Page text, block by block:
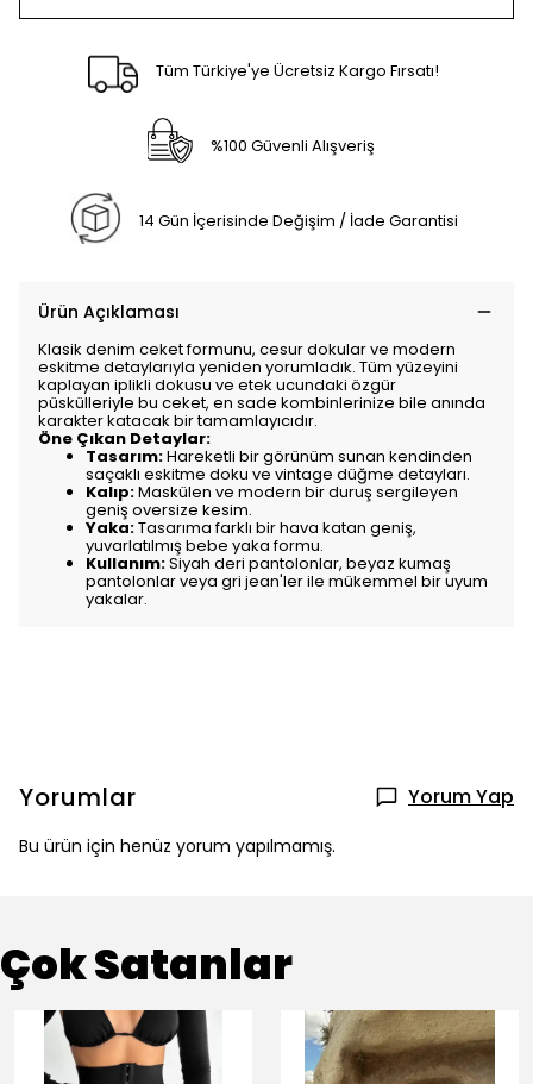
Tüm Türkiye'ye Ücretsiz Kargo Fırsatı!
%100 Güvenli Alışveriş
14 Gün İçerisinde Değişim / İade Garantisi
Ürün Açıklaması
Klasik denim ceket formunu, cesur dokular ve modern
eskitme detaylarıyla yeniden yorumladık. Tüm yüzeyini
kaplayan iplikli dokusu ve etek ucundaki özgür
püskülleriyle bu ceket, en sade kombinlerinize bile anında
karakter katacak bir tamamlayıcıdır.
Öne Çıkan Detaylar:
Tasarım:Hareketli bir görünüm sunan kendinden
saçaklı eskitme doku ve vintage düğme detayları.
Kalıp:Maskülen ve modern bir duruş sergileyen
geniş oversize kesim.
Yaka:Tasarıma farklı bir hava katan geniş,
yuvarlatılmış bebe yaka formu.
Kullanım:Siyah deri pantolonlar, beyaz kumaş
pantolonlar veya gri jean'ler ile mükemmel bir uyum
yakalar.
Yorumlar Yorum Yap
Bu ürün için henüz yorum yapılmamış.
Çok Satanlar